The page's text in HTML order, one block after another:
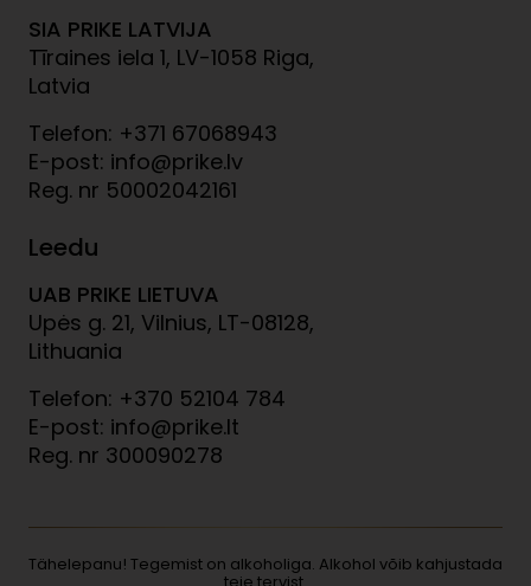
SIA PRIKE LATVIJA
Tīraines iela 1, LV-1058 Riga,
Latvia
Telefon: +371 67068943
E-post: info@prike.lv
Reg. nr 50002042161
Leedu
UAB PRIKE LIETUVA
Upės g. 21, Vilnius, LT-08128,
Lithuania
Telefon: +370 52104 784
E-post: info@prike.lt
Reg. nr 300090278
Tähelepanu! Tegemist on alkoholiga. Alkohol võib kahjustada
teie tervist.